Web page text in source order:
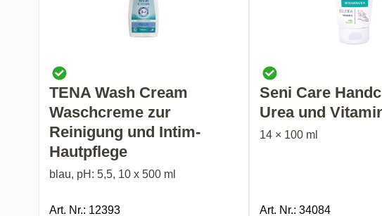
TENA Wash Cream
Waschcreme zur
Reinigung und Intim-
Hautpflege
blau, pH: 5,5, 10 x 500 ml
Art. Nr.: 12393
Seni Care
Urea und
14 × 100 ml
Art. Nr.: 34084